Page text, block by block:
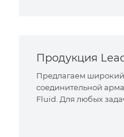
Продукция
Предлагаем
соединительной
Fluid. Для любых